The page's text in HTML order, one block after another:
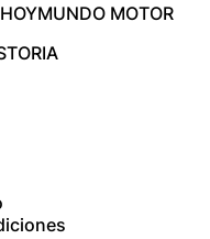
MUNDO MOTOR